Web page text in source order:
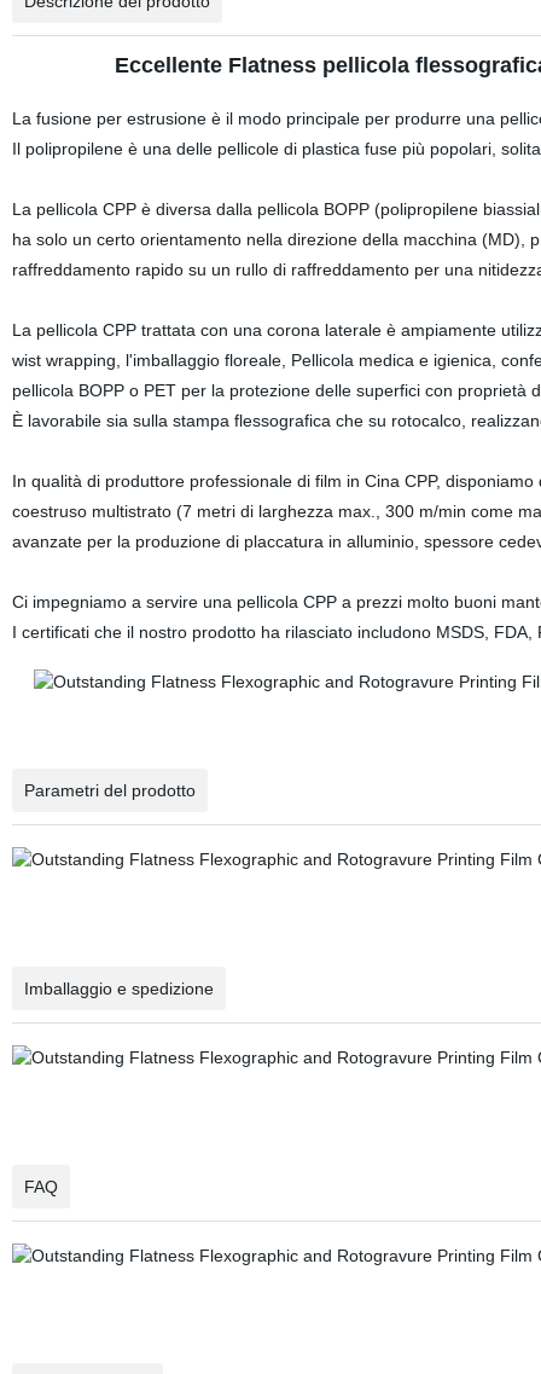
Eccellente Flatness pellicola
La fusione per estrusione è il modo principale per produrre una
Il polipropilene è una delle pellicole di plastica fuse più popolari,
La pellicola CPP è diversa dalla pellicola BOPP (polipropilene
ha solo un certo orientamento nella direzione della macchina (MD),
raffreddamento rapido su un rullo di raffreddamento per una
La pellicola CPP trattata con una corona laterale è ampiamente
wist wrapping, l'imballaggio floreale, Pellicola medica e igienica,
pellicola BOPP o PET per la protezione delle superfici con proprietà
È lavorabile sia sulla stampa flessografica che su rotocalco,
In qualità di produttore professionale di film in Cina CPP,
coestruso multistrato (7 metri di larghezza max., 300 m/min come
avanzate per la produzione di placcatura in alluminio, spessore
Ci impegniamo a servire una pellicola CPP a prezzi molto buoni
I certificati che il nostro prodotto ha rilasciato includono MSDS, FDA,
Parametri del prodotto
Imballaggio e spedizione
FAQ